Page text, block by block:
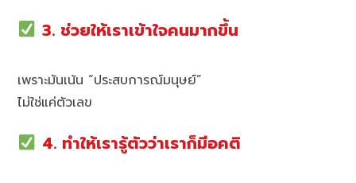
3. ช่วยให้เราเข้าใจคนมากขึ้น
เพราะมันเน้น “ประสบการณ์มนุษย์”
ไม่ใช่แค่ตัวเลข
4. ทำให้เรารู้ตัวว่าเราก็มีอคติ